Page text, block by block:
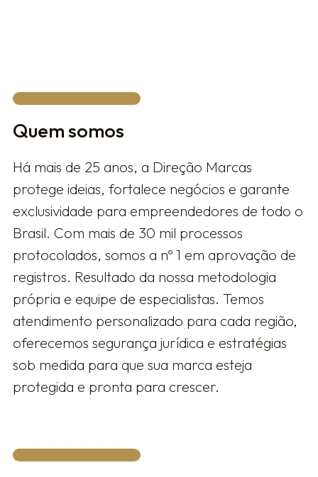
Quem somos
Há mais de 25 anos, a Direção Marcas
protege ideias, fortalece negócios e garante
exclusividade para empreendedores de todo o
Brasil. Com mais de 30 mil processos
protocolados, somos a nº 1 em aprovação de
registros. Resultado da nossa metodologia
própria e equipe de especialistas. Temos
atendimento personalizado para cada região,
oferecemos segurança jurídica e estratégias
sob medida para que sua marca esteja
protegida e pronta para crescer.